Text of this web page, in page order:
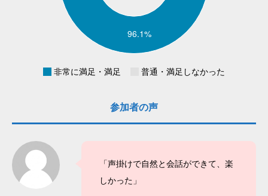
非常に満足・満足 普通・満足しなかった
参加者の声
「声掛けで自然と会話ができて、楽
しかった」